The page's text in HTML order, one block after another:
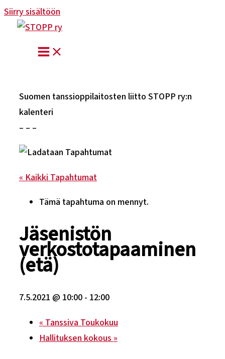
Siirry sisältöön
Suomen tanssioppilaitosten liitto STOPP ry:n
kalenteri
– – –
« Kaikki Tapahtumat
Tämä tapahtuma on mennyt.
Jäsenistön
verkostotapaaminen
(etä)
7.5.2021 @ 10:00- 12:00
« Tanssiva Toukokuu
Hallituksen kokous »